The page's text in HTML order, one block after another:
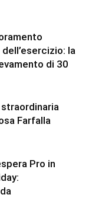
la
di 30
Farfalla
Pro in